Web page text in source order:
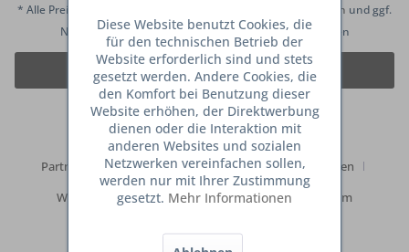
* Alle Preise inkl. gesetzl. Mehrwertsteuer zzgl. Versandkosten und ggf.
Nachnahmegebühren, wenn nicht anders beschrieben
Vertrag widerrufen
Cookie-Einstellungen
Händler-Login
Online –Streitschlichtungsplattform
Kontakt
Partnerprogramm
Versand und Zahlungsbedingungen
Widerrufsrecht
Datenschutz AGB Impressum
Diese Website benutzt Cookies, die
für den technischen Betrieb der
Website erforderlich sind und stets
gesetzt werden. Andere Cookies, die
den Komfort bei Benutzung dieser
Website erhöhen, der Direktwerbung
dienen oder die Interaktion mit
anderen Websites und sozialen
Netzwerken vereinfachen sollen,
werden nur mit Ihrer Zustimmung
gesetzt. Mehr Informationen